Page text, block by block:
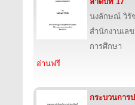
นงลักษณ์ วิรั
สำนักงานเล
การศึกษา
อ่านฟรี
กระบวนกา